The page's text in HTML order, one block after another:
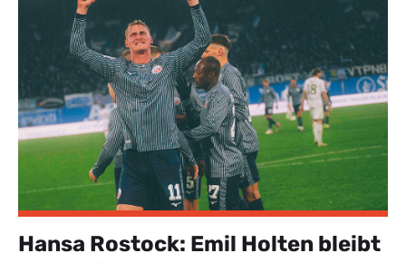
Hansa Rostock: Emil Holten bleibt